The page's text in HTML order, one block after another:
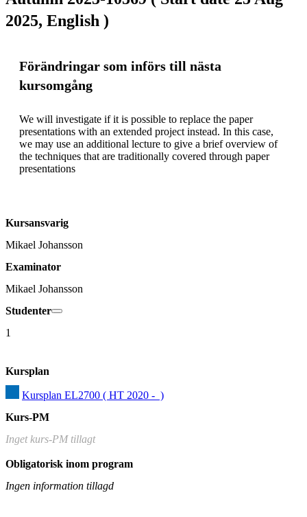
2025, English )
Förändringar som införs till nästa
kursomgång
We will investigate if it is possible to replace the paper
presentations with an extended project instead. In this case,
we may use an additional lecture to give a brief overview of
the techniques that are traditionally covered through paper
presentations
Kursansvarig
Mikael Johansson
Examinator
Mikael Johansson
Studenter
1
Kursplan
Kursplan EL2700 ( HT 2020 -  )
Kurs-PM
Inget kurs-PM tillagt
Obligatorisk inom program
Ingen information tillagd